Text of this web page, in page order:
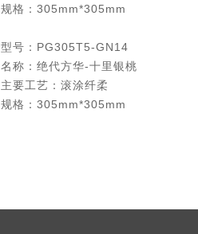
规格：305mm*305mm
型号：PG305T5-GN14
名称：绝代方华-十里银桃
主要工艺：滚涂纤柔
规格：305mm*305mm